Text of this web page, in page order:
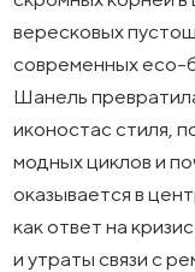
вересковых
современных eco-
Шанель
иконостас стиля,
модных циклов и
оказывается в
как ответ на
и утраты связи с